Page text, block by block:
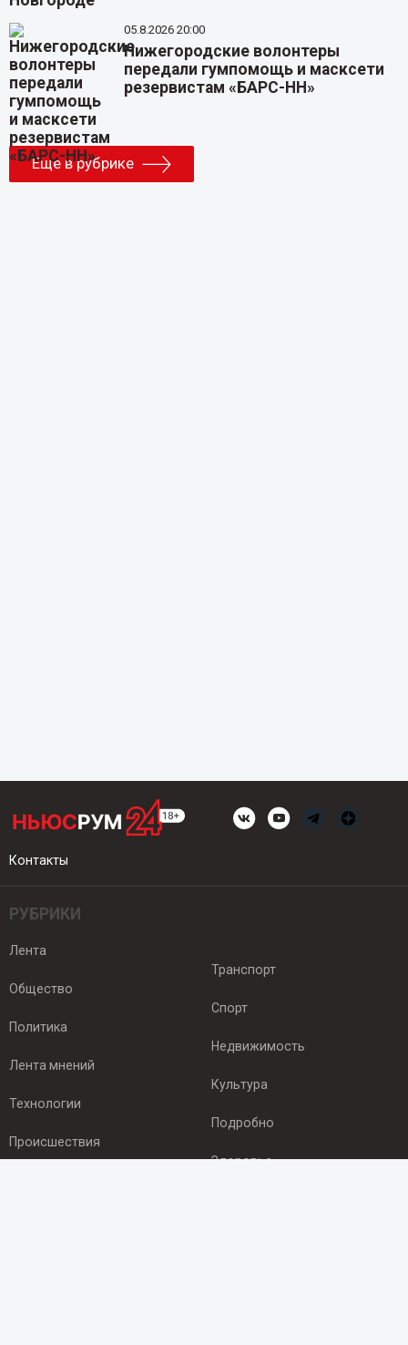
05.8.2026 20:00
Нижегородские волонтеры
передали гумпомощь и масксети
резервистам «БАРС-НН»
Еще в рубрике
Контакты
РУБРИКИ
Лента
Общество
Политика
Лента мнений
Технологии
Происшествия
Транспорт
Спорт
Недвижимость
Культура
Подробно
Здоровье